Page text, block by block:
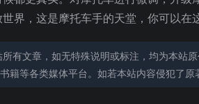
界，这是摩托车手的天堂，你可以在
有文章，如无特殊说明或标注，均为本站
籍等各类媒体平台。如若本站内容侵犯了原